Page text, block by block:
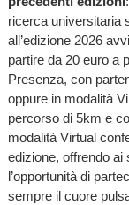
ricerca universitaria
all’edizione 2026
partire da 20 euro a
Presenza, con
oppure in modalità
percorso di 5km e
modalità Virtual
edizione, offrendo ai
l’opportunità di
sempre il cuore